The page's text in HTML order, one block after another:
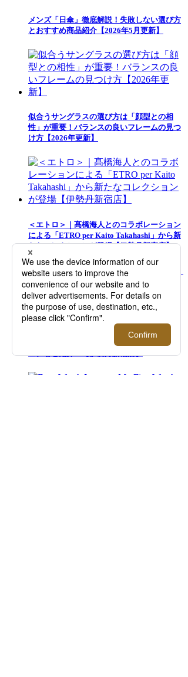
メンズ「日傘」徹底解説！失敗しない選び方
とおすすめ商品紹介【2026年5月更新】
似合うサングラスの選び方は「顔型との相
性」が重要！バランスの良いフレームの見つ
け方【2026年更新】
＜エトロ＞｜髙橋海人とのコラボレーション
による「ETRO per Kaito Takahashi」から新
たなコレクションが登場【伊勢丹新宿店】
『LOVOT』｜＜アンダーカバー＞とのコラ
ボが実現。リンクコーデも楽しめるヒト用ウ